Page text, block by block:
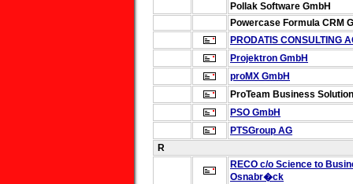
Pollak Software GmbH
Powercase Formula CRM
PRODATIS CONSULTING
Projektron GmbH
proMX GmbH
ProTeam Business
PSO GmbH
PTSGroup AG
R
RECO c/o Science to
Osnabr�ck